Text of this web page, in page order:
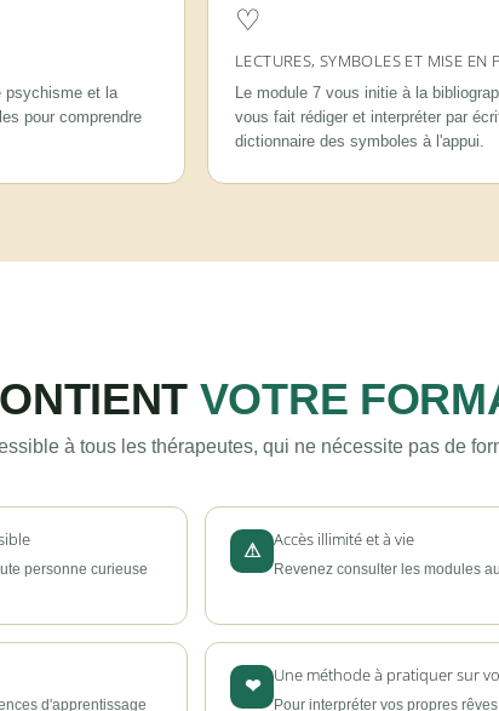
psychisme et la
pour comprendre
♡
LECTURES, SYMBOLES ET MISE EN
Le module 7 vous initie à la
vous fait rédiger et interpréter par
dictionnaire des symboles à l'appui.
VOTRE
à tous les thérapeutes, qui ne nécessite pas de
personne curieuse
⚠
Accès illimité et à vie
Revenez consulter les modules
d'apprentissage
❤
Une méthode à pratiquer sur
Pour interpréter vos propres